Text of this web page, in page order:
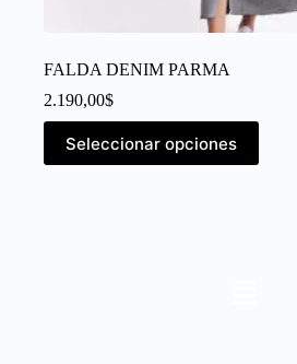
FALDA DENIM PARMA
2.190,00$
Seleccionar opciones